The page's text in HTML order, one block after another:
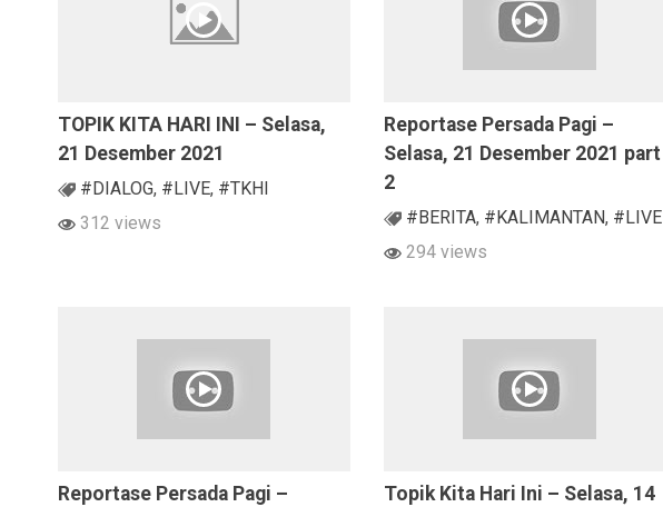
TOPIK KITA HARI INI – Selasa,
21 Desember 2021
#DIALOG, #LIVE, #TKHI
312 views
Reportase Persada Pagi –
Selasa, 21 Desember 2021 part
2
#BERITA, #KALIMANTAN, #LIVE
294 views
Reportase Persada Pagi –
Topik Kita Hari Ini – Selasa, 14